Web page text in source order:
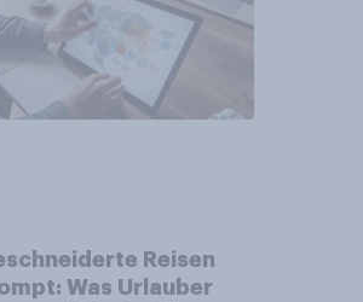
Reisen
Was Urlauber